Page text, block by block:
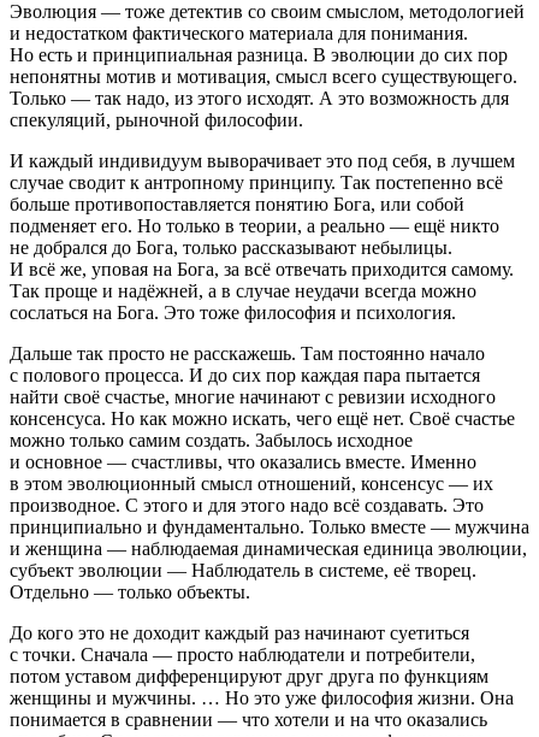
Эволюция — тоже детектив со своим смыслом, методологией
и недостатком фактического материала для понимания.
Но есть и принципиальная разница. В эволюции до сих пор
непонятны мотив и мотивация, смысл всего существующего.
Только — так надо, из этого исходят. А это возможность для
спекуляций, рыночной философии.
И каждый индивидуум выворачивает это под себя, в лучшем
случае сводит к антропному принципу. Так постепенно всё
больше противопоставляется понятию Бога, или собой
подменяет его. Но только в теории, а реально — ещё никто
не добрался до Бога, только рассказывают небылицы.
И всё же, уповая на Бога, за всё отвечать приходится самому.
Так проще и надёжней, а в случае неудачи всегда можно
сослаться на Бога. Это тоже философия и психология.
Дальше так просто не расскажешь. Там постоянно начало
с полового процесса. И до сих пор каждая пара пытается
найти своё счастье, многие начинают с ревизии исходного
консенсуса. Но как можно искать, чего ещё нет. Своё счастье
можно только самим создать. Забылось исходное
и основное — счастливы, что оказались вместе. Именно
в этом эволюционный смысл отношений, консенсус — их
производное. С этого и для этого надо всё создавать. Это
принципиально и фундаментально. Только вместе — мужчина
и женщина — наблюдаемая динамическая единица эволюции,
субъект эволюции — Наблюдатель в системе, её творец.
Отдельно — только объекты.
До кого это не доходит каждый раз начинают суетиться
с точки. Сначала — просто наблюдатели и потребители,
потом уставом дифференцируют друг друга по функциям
женщины и мужчины. … Но это уже философия жизни. Она
понимается в сравнении — что хотели и на что оказались